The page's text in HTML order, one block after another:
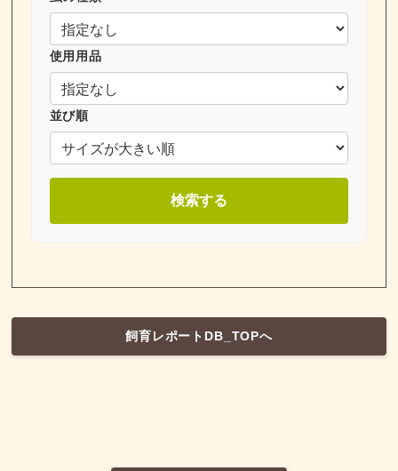
使用用品
並び順
検索する
飼育レポートDB_TOPへ